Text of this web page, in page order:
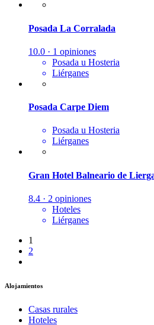
Posada La Corralada
10.0 · 1 opiniones
Posada u Hosteria
Liérganes
Posada Carpe Diem
Posada u Hosteria
Liérganes
Gran Hotel Balneario de
8.4 · 2 opiniones
Hoteles
Liérganes
1
2
Alojamientos
Casas rurales
Hoteles